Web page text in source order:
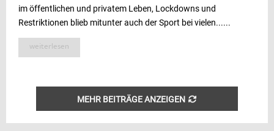
im öffentlichen und privatem Leben, Lockdowns und
Restriktionen blieb mitunter auch der Sport bei vielen......
weiterlesen
MEHR BEITRÄGE ANZEIGEN